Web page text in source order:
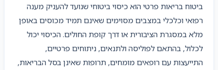
ביטוח בריאות פרטי הוא כיסוי ביטוחי שנועד להעניק מענה
רפואי וכלכלי במצבים מסוימים שאינם תמיד מכוסים באופן
מלא במסגרת הציבורית או דרך קופת החולים. הכיסוי יכול
לכלול, בהתאם לפוליסה ולתנאים, ניתוחים פרטיים,
התייעצות עם רופאים מומחים, תרופות שאינן בסל הבריאות,